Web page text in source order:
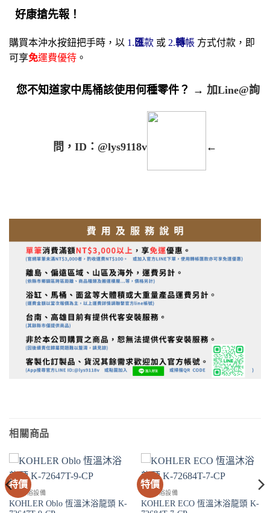
好康搶先報！
購買本沖水按鈕把手時，以 1. 匯款 或 2.轉帳 方式付款， 即
可享免運費優待 。
您不知道家中馬桶該使用何種零件？ → 加Line@詢
問，ID：@lys9118v ←
相關商品
特價
SPA淋浴設備
KOHLER Oblo 恆溫沐浴龍頭 K-
特價
SPA淋浴設備
KOHLER ECO 恆溫沐浴龍頭 K-